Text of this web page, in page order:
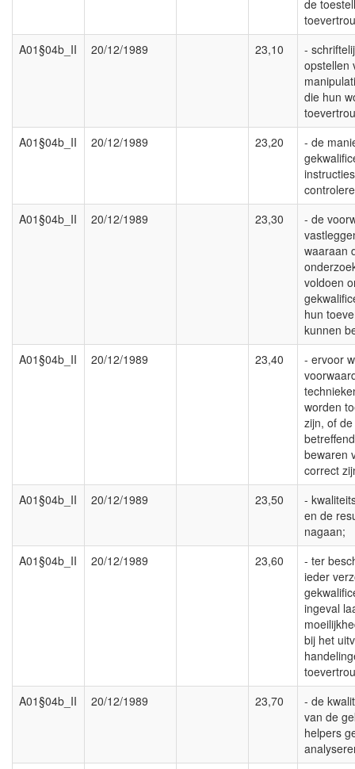
de
A01§04b_II
20/12/1989 23,10
-
opstellen
die hun
A01§04b_II
20/12/1989 23,20
- de
A01§04b_II
20/12/1989 23,30
- de
waaraan
voldoen
hun
kunnen
A01§04b_II
20/12/1989 23,40
- ervoor
worden
zijn, of
bewaren
correct
A01§04b_II
20/12/1989 23,50
-
en de
nagaan;
A01§04b_II
20/12/1989 23,60
- ter
ieder
ingeval
bij het
A01§04b_II
20/12/1989 23,70
- de
van de
helpers